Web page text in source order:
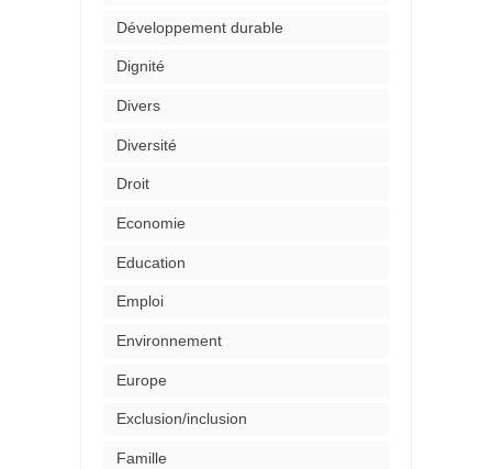
Développement durable
Dignité
Divers
Diversité
Droit
Economie
Education
Emploi
Environnement
Europe
Exclusion/inclusion
Famille